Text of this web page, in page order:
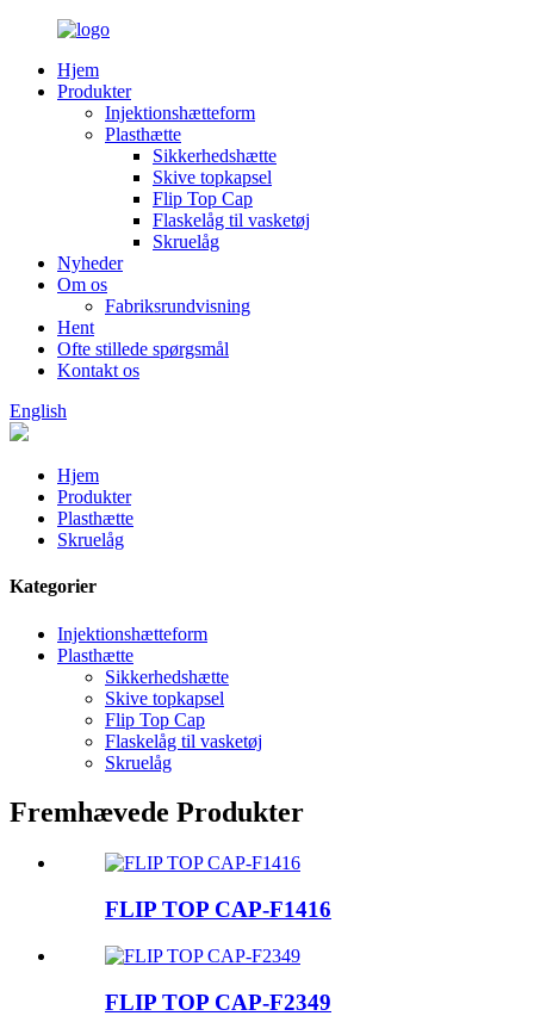
Hjem
Produkter
Injektionshætteform
Plasthætte
Sikkerhedshætte
Skive topkapsel
Flip Top Cap
Flaskelåg til vasketøj
Skruelåg
Nyheder
Om os
Fabriksrundvisning
Hent
Ofte stillede spørgsmål
Kontakt os
English
Hjem
Produkter
Plasthætte
Skruelåg
Kategorier
Injektionshætteform
Plasthætte
Sikkerhedshætte
Skive topkapsel
Flip Top Cap
Flaskelåg til vasketøj
Skruelåg
Fremhævede Produkter
FLIP TOP CAP-F1416
FLIP TOP CAP-F2349